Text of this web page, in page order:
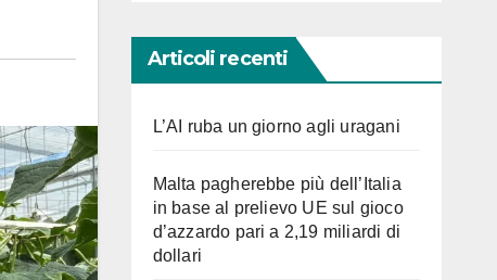
Articoli recenti
L’AI ruba un giorno agli uragani
Malta pagherebbe più dell’Italia
in base al prelievo UE sul gioco
d’azzardo pari a 2,19 miliardi di
dollari